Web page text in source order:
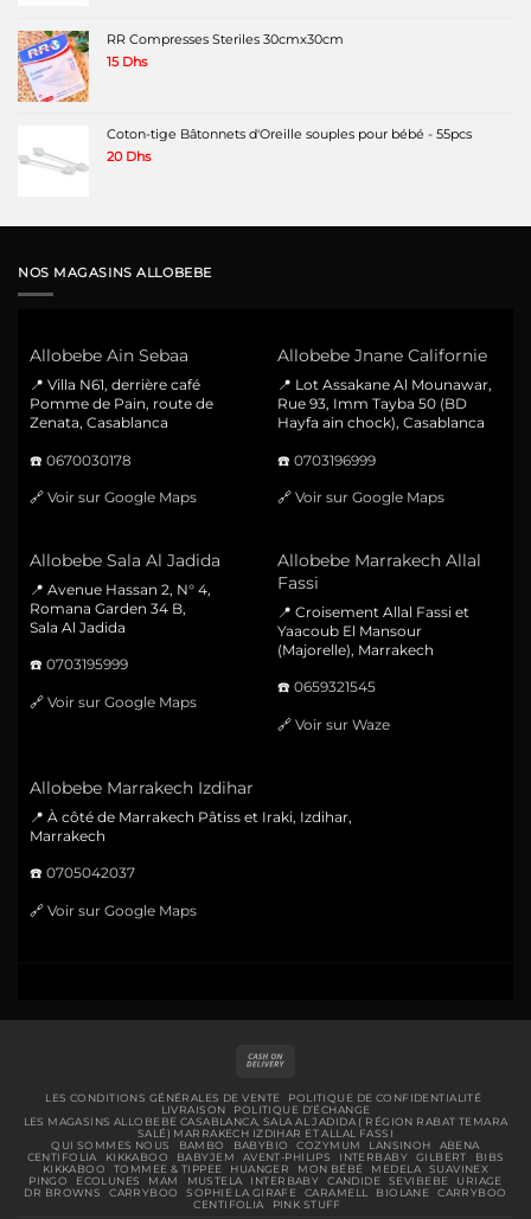
RR Compresses Steriles 30cmx30cm
15 Dhs
Coton-tige Bâtonnets d'Oreille souples pour bébé - 55pcs
20 Dhs
NOS MAGASINS ALLOBEBE
Allobebe Ain Sebaa
📍 Villa N61, derrière café
Pomme de Pain, route de
Zenata, Casablanca
☎️ 0670030178
🔗 Voir sur Google Maps
Allobebe Jnane Californie
📍 Lot Assakane Al Mounawar,
Rue 93, Imm Tayba 50 (BD
Hayfa ain chock), Casablanca
☎️ 0703196999
🔗 Voir sur Google Maps
Allobebe Sala Al Jadida
📍 Avenue Hassan 2, N° 4,
Romana Garden 34 B,
Sala Al Jadida
☎️ 0703195999
🔗 Voir sur Google Maps
Allobebe Marrakech Allal
Fassi
📍 Croisement Allal Fassi et
Yaacoub El Mansour
(Majorelle), Marrakech
☎️ 0659321545
🔗 Voir sur Waze
Allobebe Marrakech Izdihar
📍 À côté de Marrakech Pâtiss et Iraki, Izdihar,
Marrakech
☎️ 0705042037
🔗 Voir sur Google Maps
Delivery
LES CONDITIONS GÉNÉRALES DE VENTE
POLITIQUE DE CONFIDENTIALITÉ
LIVRAISON
POLITIQUE D’ÉCHANGE
LES MAGASINS ALLOBEBE CASABLANCA, SALA AL JADIDA ( RÉGION RABAT TEMARA
SALÉ) MARRAKECH IZDIHAR ET ALLAL FASSI
QUI SOMMES NOUS
BAMBO BABYBIO COZYMUM LANSINOH
ABENA
CENTIFOLIA
KIKKABOO BABYJEM AVENT-PHILIPS INTERBABY GILBERT
BIBS
KIKKABOO
TOMMEE & TIPPEE HUANGER MON BÉBÉ MEDELA
SUAVINEX
PINGO
ECOLUNES MAM MUSTELA INTERBABY CANDIDE SEVIBEBE
URIAGE
DR BROWNS
CARRYBOO SOPHIE LA GIRAFE CARAMELL BIOLANE
CARRYBOO
CENTIFOLIA
PINK STUFF